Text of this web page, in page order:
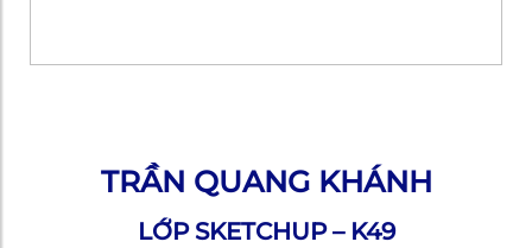
TRẦN QUANG KHÁNH
LỚP SKETCHUP – K49